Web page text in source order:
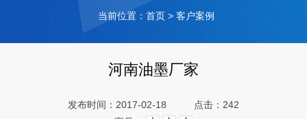
当前位置：首页 >客户案例
河南油墨厂家
发布时间：2017-02-18
点击：242